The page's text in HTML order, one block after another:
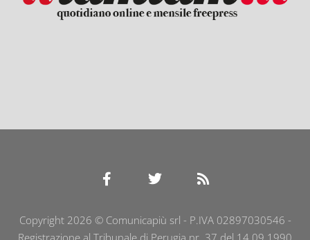
Copyright 2026 © Comunicapiù srl - P.IVA 02897030546 -
Registrazione al Tribunale di Perugia nr. 37 del 14.09.1990